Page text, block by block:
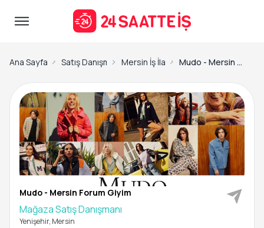
Ana Sayfa Satış Danışmanı İş İlanları
Mersin İş İlanları Mudo - Mersin Forum Giyim-Mağaza Satış Danışmanı
Mudo - Mersin Forum Giyim
Mağaza Satış Danışmanı
Yenişehir, Mersin